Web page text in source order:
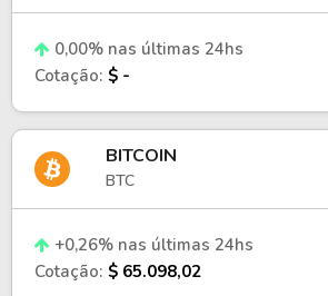
0,00% nas últimas 24hs
Cotação: $ -
BITCOIN
BTC
+0,26% nas últimas 24hs
Cotação: $ 65.098,02